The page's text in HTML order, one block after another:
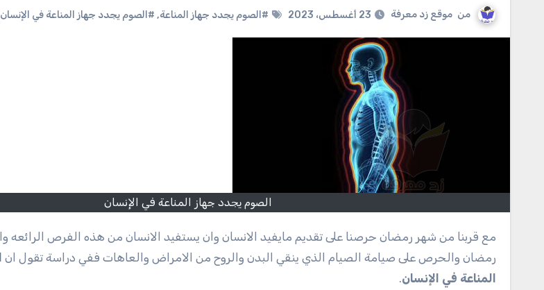
من موقع زد معرفة 23 أغسطس، 2023 #الصوم يجدد جهاز المناعة, #الصوم يجدد جهاز المناعة في الإنسان
الصوم يجدد جهاز المناعة في الإنسان
مع قربنا من شهر رمضان حرصنا على تقديم مايفيد الانسان وان يستفيد الانسان من هذه الفرص الرائعه والتي لا تعوض وهو اغتنام
رمضان والحرص على صيامة الصيام الذي ينقي البدن والروح من الامراض والعاهات ففي دراسة تقول ان
المناعة في الإنسان.